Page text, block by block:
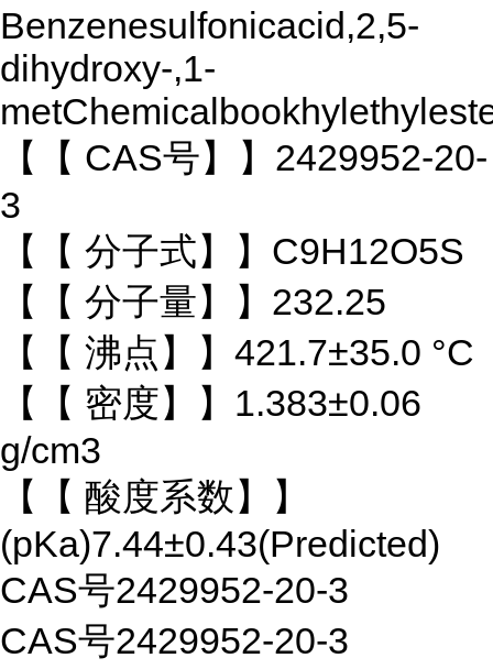
Benzenesulfonicacid,2,5-
dihydroxy-,1-
【【 CAS号】】2429952-20-
3
【【 分子式】】C9H12O5S
【【 分子量】】232.25
【【 沸点】】421.7±35.0 °C
【【 密度】】1.383±0.06
g/cm3
【【 酸度系数】】
(pKa)7.44±0.43(Predicted)
CAS号2429952-20-3
CAS号2429952-20-3